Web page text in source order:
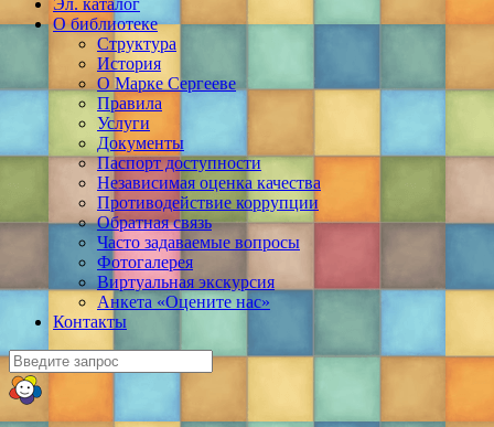
Эл. каталог
О библиотеке
Структура
История
О Марке Сергееве
Правила
Услуги
Документы
Паспорт доступности
Независимая оценка качества
Противодействие коррупции
Обратная связь
Часто задаваемые вопросы
Фотогалерея
Виртуальная экскурсия
Анкета «Оцените нас»
Контакты